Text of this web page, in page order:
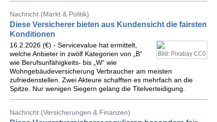
Nachricht (Markt & Politik)
Diese Versicherer bieten aus Kundensicht die fairsten
Konditionen
Bild: Pixabay CC0
16.2.2026 (€) - Servicevalue hat ermittelt,
welche Anbieter in zwölf Kategorien von „B“
wie Berufsunfähigkeits- bis „W“ wie
Wohngebäudeversicherung Verbraucher am meisten
zufriedenstellen. Zwei Akteure schafften es mehrfach an die
Spitze. Nur wenigen Siegern gelang die Titelverteidigung.
Nachricht (Versicherungen & Finanzen)